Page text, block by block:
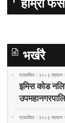
हाम्रो
भर्खरै
प्रकाशित : २०८३ श्रावण
इमिस कोड
प्रकाशित : २०८३ श्रावण